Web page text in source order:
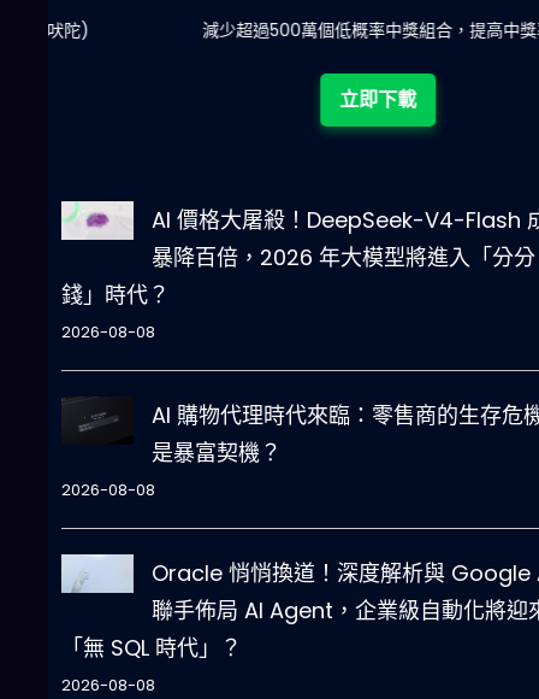
減少超過500萬個低概率中獎組合，提高中獎率
立即下載
AI 價格大屠殺！DeepSeek-V4-Flash
暴降百倍，2026 年大模型將進入「分分
錢」時代？
2026-08-08
AI 購物代理時代來臨：零售商的生存危
是暴富契機？
2026-08-08
Oracle 悄悄換道！深度解析與 Google
聯手佈局 AI Agent，企業級自動化將迎
「無 SQL 時代」？
2026-08-08